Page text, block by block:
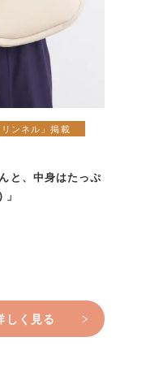
ンネル」掲載
と、中身はたっぷ
しく見る